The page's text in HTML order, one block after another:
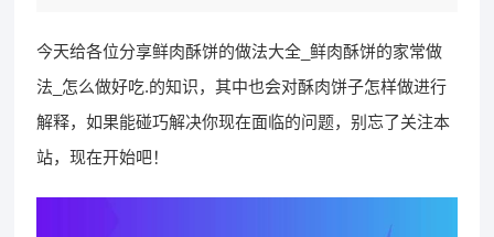
今天给各位分享鲜肉酥饼的做法大全_鲜肉酥饼的家常做
法_怎么做好吃.的知识，其中也会对酥肉饼子怎样做进行
解释，如果能碰巧解决你现在面临的问题，别忘了关注本
站，现在开始吧！